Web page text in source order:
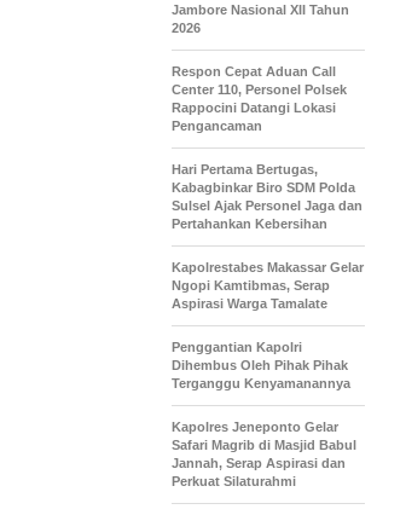
Jambore Nasional XII Tahun
2026
Respon Cepat Aduan Call
Center 110, Personel Polsek
Rappocini Datangi Lokasi
Pengancaman
Hari Pertama Bertugas,
Kabagbinkar Biro SDM Polda
Sulsel Ajak Personel Jaga dan
Pertahankan Kebersihan
Kapolrestabes Makassar Gelar
Ngopi Kamtibmas, Serap
Aspirasi Warga Tamalate
Penggantian Kapolri
Dihembus Oleh Pihak Pihak
Terganggu Kenyamanannya
Kapolres Jeneponto Gelar
Safari Magrib di Masjid Babul
Jannah, Serap Aspirasi dan
Perkuat Silaturahmi